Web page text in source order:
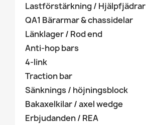
Lastförstärkning / Hjälpfjädrar
QA1 Bärarmar & chassidelar
Länklager / Rod end
Anti-hop bars
4-link
Traction bar
Sänknings / höjningsblock
Bakaxelkilar / axel wedge
Erbjudanden / REA